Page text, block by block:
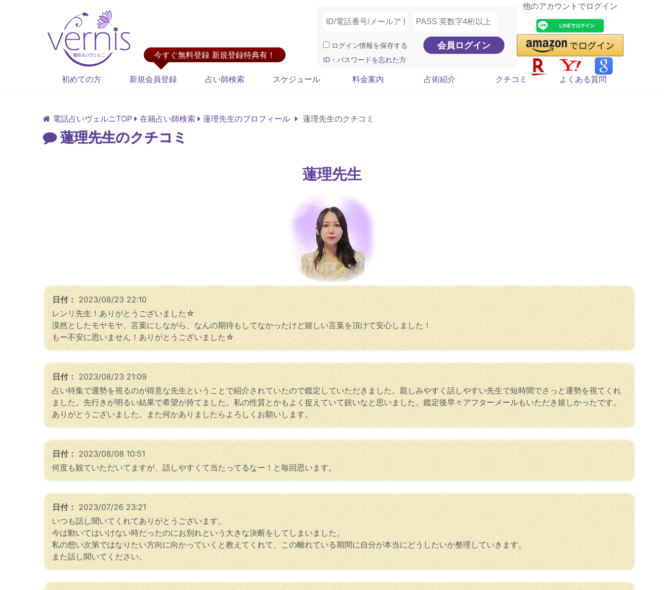
今すぐ無料登録 新規登録特典有！
ログイン情報を保存する
ID・パスワードを忘れた方
他のアカウントでログイン
初めての方 新規会員登録 占い師検索 スケジュール 料金案内 占術紹介 クチコミ よくある質問
電話占いヴェルニTOP 在籍占い師検索 蓮理先生のプロフィール 蓮理先生のクチコミ
蓮理先生のクチコミ
蓮理先生
日付： 2023/08/23 22:10
レンリ先生！ありがとうございました☆
漠然としたモヤモヤ、言葉にしながら、なんの期待もしてなかったけど嬉しい言葉を頂けて安心しました！
もー不安に思いません！ありがとうございました☆
日付： 2023/08/23 21:09
占い特集で運勢を視るのが得意な先生ということで紹介されていたので鑑定していただきました。親しみやすく話しやすい先生で短時間でさっと運勢を視てくれ
ました。先行きが明るい結果で希望が持てました。私の性質とかもよく捉えていて鋭いなと思いました。鑑定後早々アフターメールもいただき嬉しかったです。
ありがとうございました。また何かありましたらよろしくお願いします。
日付： 2023/08/08 10:51
何度も観ていただいてますが、話しやすくて当たってるなー！と毎回思います。
日付： 2023/07/26 23:21
いつも話し聞いてくれてありがとうございます。
今は動いてはいけない時だったのにお別れという大きな決断をしてしまいました。
私の想い次第ではなりたい方向に向かっていくと教えてくれて、この離れている期間に自分が本当にどうしたいか整理していきます。
また話し聞いてください。